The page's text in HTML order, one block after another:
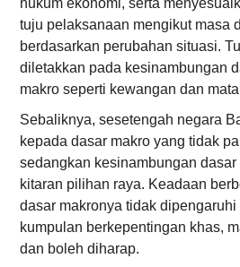
tuju pelaksanaan mengikut masa
berdasarkan perubahan situasi.
diletakkan pada kesinambungan
makro seperti kewangan dan
Sebaliknya, sesetengah negara
kepada dasar makro yang tidak
sedangkan kesinambungan
kitaran pilihan raya. Keadaan
dasar makronya tidak dipengaruhi
kumpulan berkepentingan khas,
dan boleh diharap.